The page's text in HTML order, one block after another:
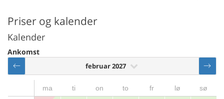
Priser og kalender
Kalender
Ankomst
februar 2027
ma ti on to fr lø
sø